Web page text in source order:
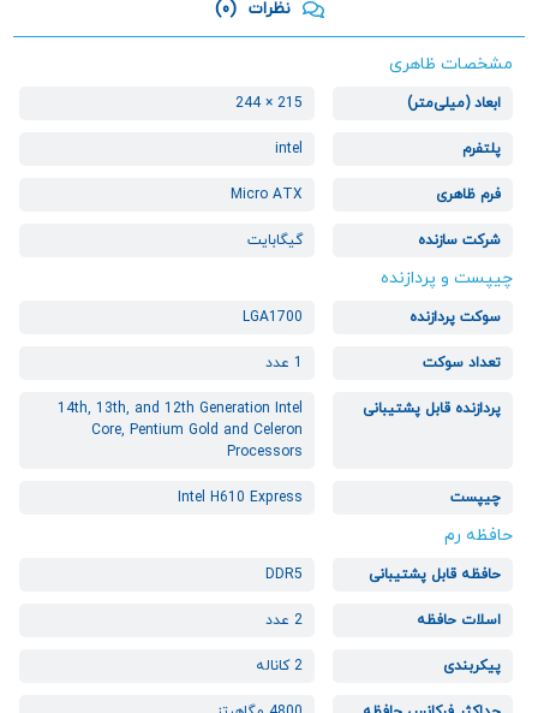
نظرات (0)
مشخصات ظاهری
ابعاد (میلی‌متر) 215 × 244
پلتفرم intel
فرم ظاهری Micro ATX
شرکت سازنده گیگابایت
چیپست و پردازنده
سوکت پردازنده LGA1700
تعداد سوکت 1 عدد
پردازنده قابل پشتیبانی
14th, 13th, and 12th Generation Intel
Core, Pentium Gold and Celeron
Processors
چیپست Intel H610 Express
حافظه رم
حافظه قابل پشتیبانی DDR5
اسلات حافظه 2 عدد
پیکربندی 2 کاناله